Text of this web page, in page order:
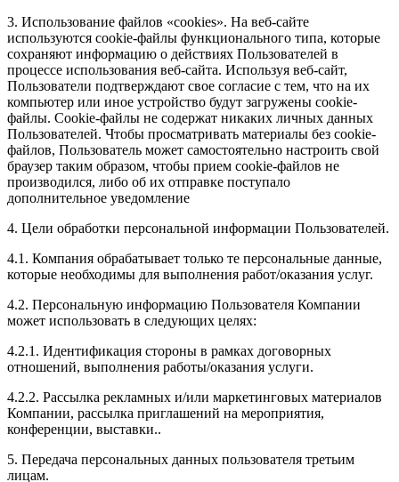
3. Использование файлов «cookies». На веб-сайте
используются cookie-файлы функционального типа, которые
сохраняют информацию о действиях Пользователей в
процессе использования веб-сайта. Используя веб-сайт,
Пользователи подтверждают свое согласие с тем, что на их
компьютер или иное устройство будут загружены cookie-
файлы. Cookie-файлы не содержат никаких личных данных
Пользователей. Чтобы просматривать материалы без cookie-
файлов, Пользователь может самостоятельно настроить свой
браузер таким образом, чтобы прием cookie-файлов не
производился, либо об их отправке поступало
дополнительное уведомление
4. Цели обработки персональной информации Пользователей.
4.1. Компания обрабатывает только те персональные данные,
которые необходимы для выполнения работ/оказания услуг.
4.2. Персональную информацию Пользователя Компании
может использовать в следующих целях:
4.2.1. Идентификация стороны в рамках договорных
отношений, выполнения работы/оказания услуги.
4.2.2. Рассылка рекламных и/или маркетинговых материалов
Компании, рассылка приглашений на мероприятия,
конференции, выставки..
5. Передача персональных данных пользователя третьим
лицам.